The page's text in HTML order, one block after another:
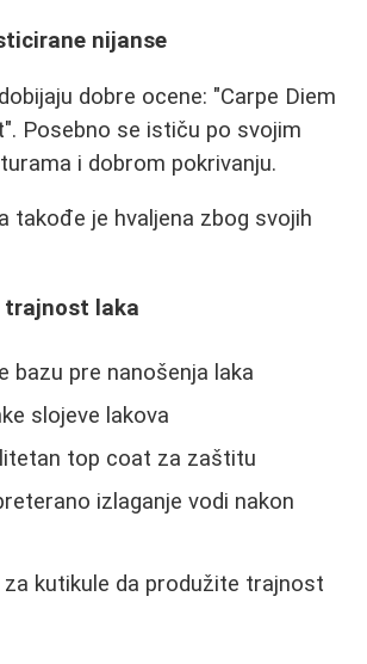
nijanse
dobre ocene: "Carpe Diem
Posebno se ističu po svojim
i dobrom pokrivanju.
takođe je hvaljena zbog svojih
trajnost laka
bazu pre nanošenja laka
slojeve lakova
top coat za zaštitu
izlaganje vodi nakon
kutikule da produžite trajnost